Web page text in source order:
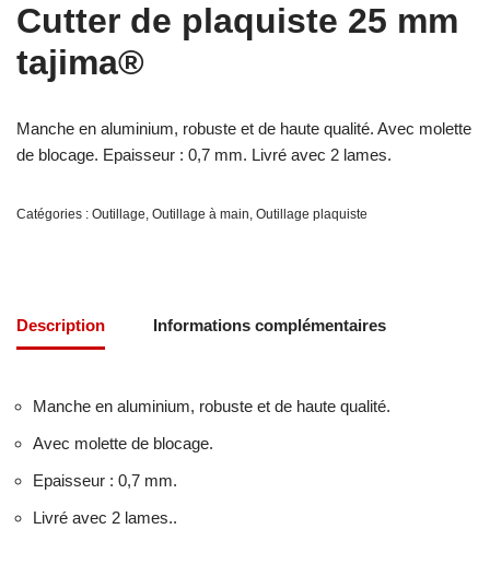
Cutter de plaquiste 25 mm
tajima®
Manche en aluminium, robuste et de haute qualité. Avec molette
de blocage. Epaisseur : 0,7 mm. Livré avec 2 lames.
Catégories : Outillage, Outillage à main, Outillage plaquiste
Description Informations complémentaires
Manche en aluminium, robuste et de haute qualité.
Avec molette de blocage.
Epaisseur : 0,7 mm.
Livré avec 2 lames..